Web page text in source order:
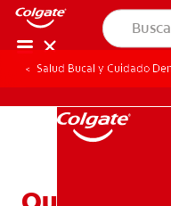
Salud Bucal y Cuidado